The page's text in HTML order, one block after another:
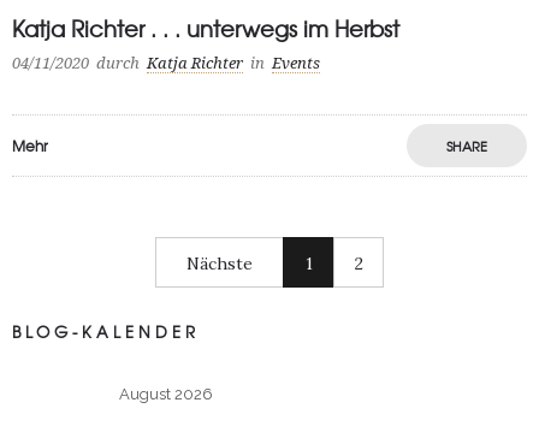
Katja Richter . . . unterwegs im Herbst
04/11/2020 durch Katja Richter in Events
Mehr SHARE
Nächste 1 2
BLOG-KALENDER
August 2026